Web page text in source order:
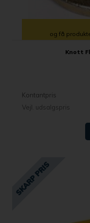
og få
Knott
Kontantpris
Vejl. udsalgspris